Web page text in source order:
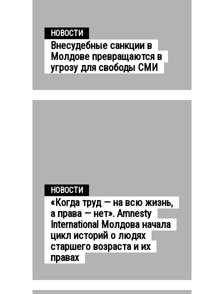
НОВОСТИ
Внесудебные санкции в
Молдове превращаются в
угрозу для свободы СМИ
НОВОСТИ
«Когда труд — на всю жизнь,
а права — нет». Amnesty
International Молдова начала
цикл историй о людях
старшего возраста и их
правах